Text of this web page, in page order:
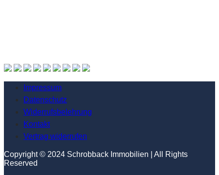
Impressum
Datenschutz
Widerrufsbelehrung
Kontakt
Vertrag widerrufen
Copyright © 2024 Schrobback Immobilien | All Rights
Reserved